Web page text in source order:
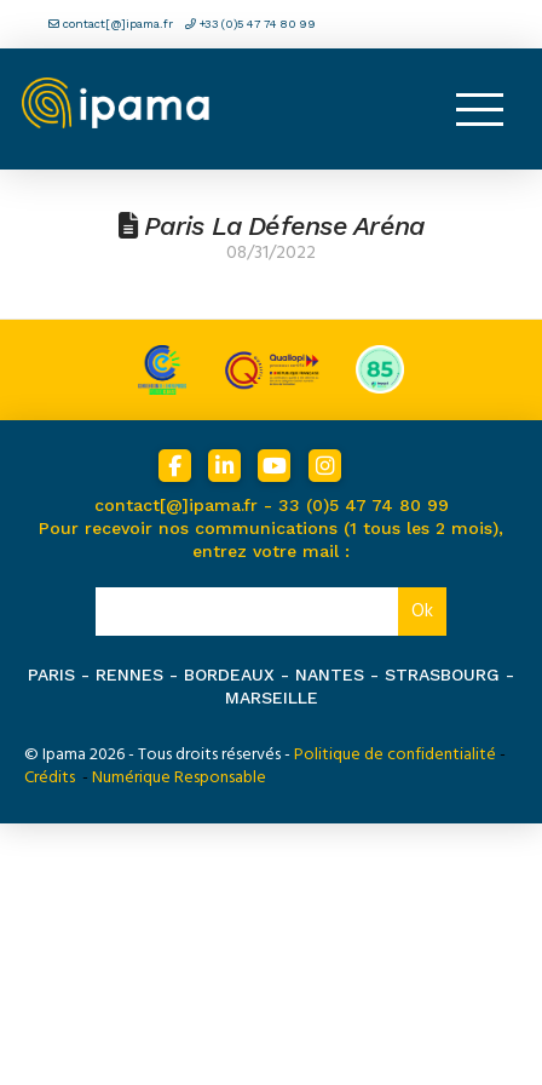
contact[@]ipama.fr +33 (0)5 47 74 80 99
Paris La Défense Aréna
08/31/2022
contact[@]ipama.fr - 33 (0)5 47 74 80 99
Pour recevoir nos communications (1 tous les 2 mois),
entrez votre mail :
PARIS - RENNES - BORDEAUX - NANTES - STRASBOURG -
MARSEILLE
© Ipama 2026 - Tous droits réservés - Politique de confidentialité -
Crédits - Numérique Responsable